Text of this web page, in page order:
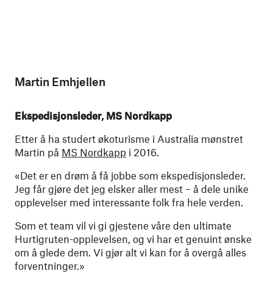
Martin Emhjellen
Ekspedisjonsleder, MS Nordkapp
Etter å ha studert økoturisme i Australia mønstret
Martin på MS Nordkapp i 2016.
«Det er en drøm å få jobbe som ekspedisjonsleder.
Jeg får gjøre det jeg elsker aller mest – å dele unike
opplevelser med interessante folk fra hele verden.
Som et team vil vi gi gjestene våre den ultimate
Hurtigruten-opplevelsen, og vi har et genuint ønske
om å glede dem. Vi gjør alt vi kan for å overgå alles
forventninger.»